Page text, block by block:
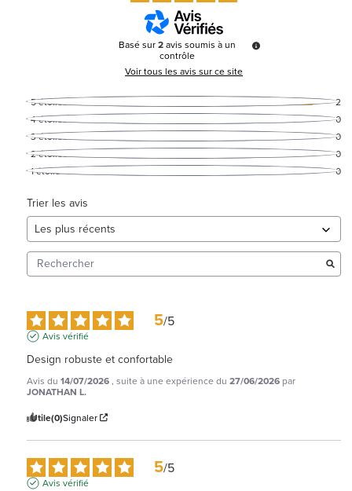
Basé sur2avis soumis à un
contrôle
Voir tous les avis sur ce site
5étoiles
2
4étoiles
0
3étoiles
0
2étoiles
0
1étoile 0
Trier les avis
5/5
Avis vérifié
Design robuste et confortable
Avis du 14/07/2026, suite à une expérience du 27/06/2026 par
JONATHAN L.
Utile(0)Signaler
5/5
Avis vérifié